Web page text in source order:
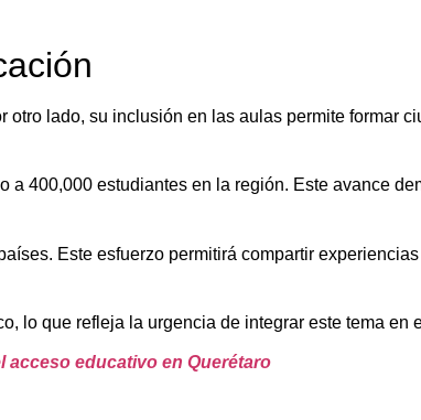
lado, su inclusión en las aulas permite formar
400,000 estudiantes en la región. Este avance
Este esfuerzo permitirá compartir
lo que refleja la urgencia de integrar este tema en
acceso educativo en Querétaro